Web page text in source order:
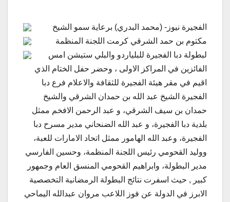
الفجيرة نيوز- (محمد البدري) برعاية سمو الشيخ
مكتوم بن حمد الشرقي كرمت اللجنة المنظمة
لبطولة دبا الفجيرة للبلياردو والبلي ستيشن امس
الفائزين في المراكز الاولى ، وحضر حفل الختام الذي
اقيم في مقر هيئة الفجيرة للثقافة والاعلام فرع دبا
الفجيرة الشيخ عبد الله بن حمدان الشرقي والشيخ
حمدان بن سيف الشرقي، و عبد الرحمن الافخم ممثل
بلدية دبا الفجيرة، و عبد الله الضنحاني مدير مسرح دبا
الفجيرة، وعبد الله الهامور ممثل اتحاد الامارات للعبة،
ووليد القحومي رئيس اللجنة المنظمة، وحسين الفارسي
مدير البطولة، وابراهيم القحومي المنسق العام وجمهور
كبير , حيث اسفرت نتائج البطولة الرمضانية التخصصية
الابرز في الدولة عن فوز اللاعب مروان عبدالله اليماحي